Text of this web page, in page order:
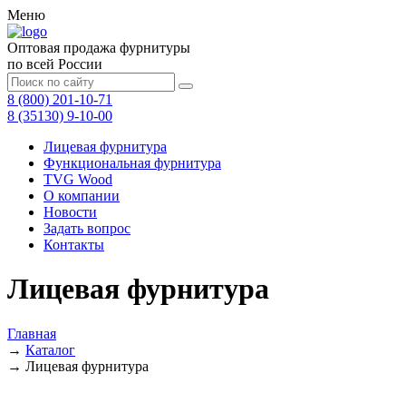
Меню
Оптовая продажа фурнитуры
по всей России
8 (800) 201-10-71
8 (35130) 9-10-00
Лицевая фурнитура
Функциональная фурнитура
TVG Wood
О компании
Новости
Задать вопрос
Контакты
Лицевая фурнитура
Главная
→ Каталог
→ Лицевая фурнитура